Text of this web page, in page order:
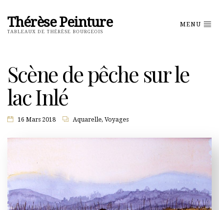
Thérèse Peinture
TABLEAUX DE THÉRÈSE BOURGEOIS
MENU
Scène de pêche sur le
lac Inlé
16 Mars 2018 Aquarelle, Voyages